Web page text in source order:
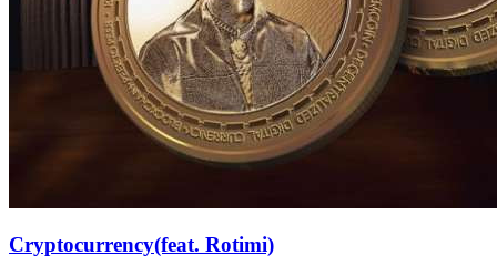
Cryptocurrency(feat. Rotimi)